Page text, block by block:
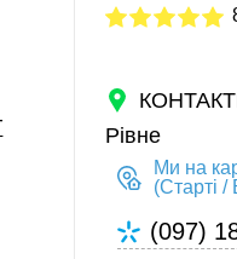
Рівне
Ми на
(Старті
(097)